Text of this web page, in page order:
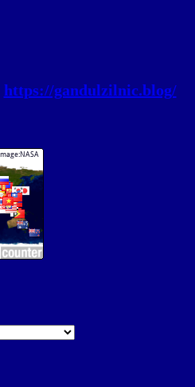
https://gandulzilnic.blog/